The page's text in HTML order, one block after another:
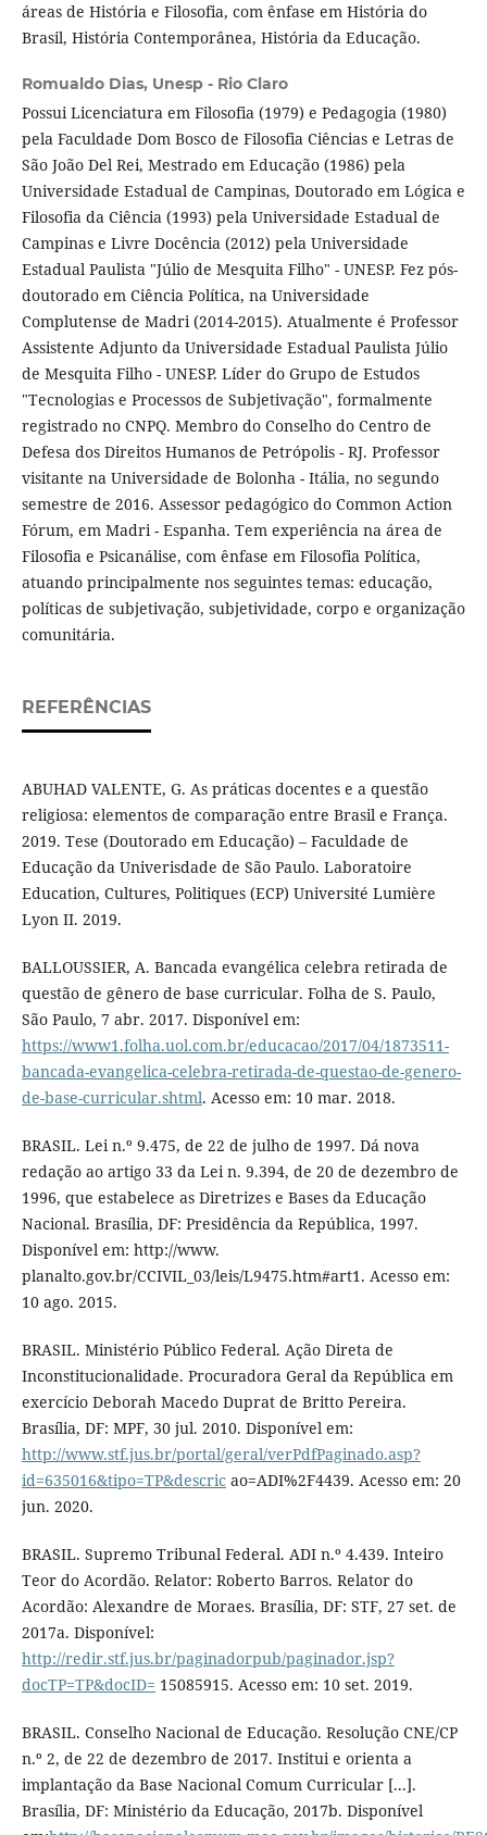
áreas de História e Filosofia, com ênfase em História do
Brasil, História Contemporânea, História da Educação.
Romualdo Dias, Unesp - Rio Claro
Possui Licenciatura em Filosofia (1979) e Pedagogia (1980)
pela Faculdade Dom Bosco de Filosofia Ciências e Letras de
São João Del Rei, Mestrado em Educação (1986) pela
Universidade Estadual de Campinas, Doutorado em Lógica e
Filosofia da Ciência (1993) pela Universidade Estadual de
Campinas e Livre Docência (2012) pela Universidade
Estadual Paulista "Júlio de Mesquita Filho" - UNESP. Fez pós-
doutorado em Ciência Política, na Universidade
Complutense de Madri (2014-2015). Atualmente é Professor
Assistente Adjunto da Universidade Estadual Paulista Júlio
de Mesquita Filho - UNESP. Líder do Grupo de Estudos
"Tecnologias e Processos de Subjetivação", formalmente
registrado no CNPQ. Membro do Conselho do Centro de
Defesa dos Direitos Humanos de Petrópolis - RJ. Professor
visitante na Universidade de Bolonha - Itália, no segundo
semestre de 2016. Assessor pedagógico do Common Action
Fórum, em Madri - Espanha. Tem experiência na área de
Filosofia e Psicanálise, com ênfase em Filosofia Política,
atuando principalmente nos seguintes temas: educação,
políticas de subjetivação, subjetividade, corpo e organização
comunitária.
REFERÊNCIAS
ABUHAD VALENTE, G. As práticas docentes e a questão
religiosa: elementos de comparação entre Brasil e França.
2019. Tese (Doutorado em Educação) – Faculdade de
Educação da Univerisdade de São Paulo. Laboratoire
Education, Cultures, Politiques (ECP) Université Lumière
Lyon II. 2019.
BALLOUSSIER, A. Bancada evangélica celebra retirada de
questão de gênero de base curricular. Folha de S. Paulo,
São Paulo, 7 abr. 2017. Disponível em:
https://www1.folha.uol.com.br/educacao/2017/04/1873511-
bancada-evangelica-celebra-retirada-de-questao-de-genero-
de-base-curricular.shtml. Acesso em: 10 mar. 2018.
BRASIL. Lei n.º 9.475, de 22 de julho de 1997. Dá nova
redação ao artigo 33 da Lei n. 9.394, de 20 de dezembro de
1996, que estabelece as Diretrizes e Bases da Educação
Nacional. Brasília, DF: Presidência da República, 1997.
Disponível em: http://www.
planalto.gov.br/CCIVIL_03/leis/L9475.htm#art1. Acesso em:
10 ago. 2015.
BRASIL. Ministério Público Federal. Ação Direta de
Inconstitucionalidade. Procuradora Geral da República em
exercício Deborah Macedo Duprat de Britto Pereira.
Brasília, DF: MPF, 30 jul. 2010. Disponível em:
http://www.stf.jus.br/portal/geral/verPdfPaginado.asp?
id=635016&tipo=TP&descricao=ADI%2F4439. Acesso em: 20
jun. 2020.
BRASIL. Supremo Tribunal Federal. ADI n.º 4.439. Inteiro
Teor do Acordão. Relator: Roberto Barros. Relator do
Acordão: Alexandre de Moraes. Brasília, DF: STF, 27 set. de
2017a. Disponível:
http://redir.stf.jus.br/paginadorpub/paginador.jsp?
docTP=TP&docID= 15085915. Acesso em: 10 set. 2019.
BRASIL. Conselho Nacional de Educação. Resolução CNE/CP
n.º 2, de 22 de dezembro de 2017. Institui e orienta a
implantação da Base Nacional Comum Curricular [...].
Brasília, DF: Ministério da Educação, 2017b. Disponível